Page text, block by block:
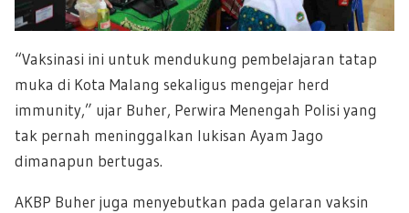
“Vaksinasi ini untuk mendukung pembelajaran tatap
muka di Kota Malang sekaligus mengejar herd
immunity,” ujar Buher, Perwira Menengah Polisi yang
tak pernah meninggalkan lukisan Ayam Jago
dimanapun bertugas.
AKBP Buher juga menyebutkan pada gelaran vaksin